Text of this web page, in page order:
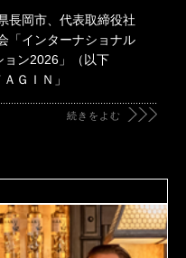
長岡市、代表取締役社
「インターナショナル
ョン2026」（以下
ＧＩＮ」
続きをよむ